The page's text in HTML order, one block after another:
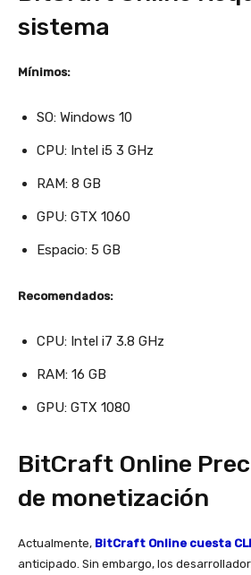
sistema
Mínimos:
SO: Windows 10
CPU: Intel i5 3 GHz
RAM: 8 GB
GPU: GTX 1060
Espacio: 5 GB
Recomendados:
CPU: Intel i7 3.8 GHz
RAM: 16 GB
GPU: GTX 1080
BitCraft Online
de monetización
Actualmente, BitCraft Online cuesta
anticipado. Sin embargo, los